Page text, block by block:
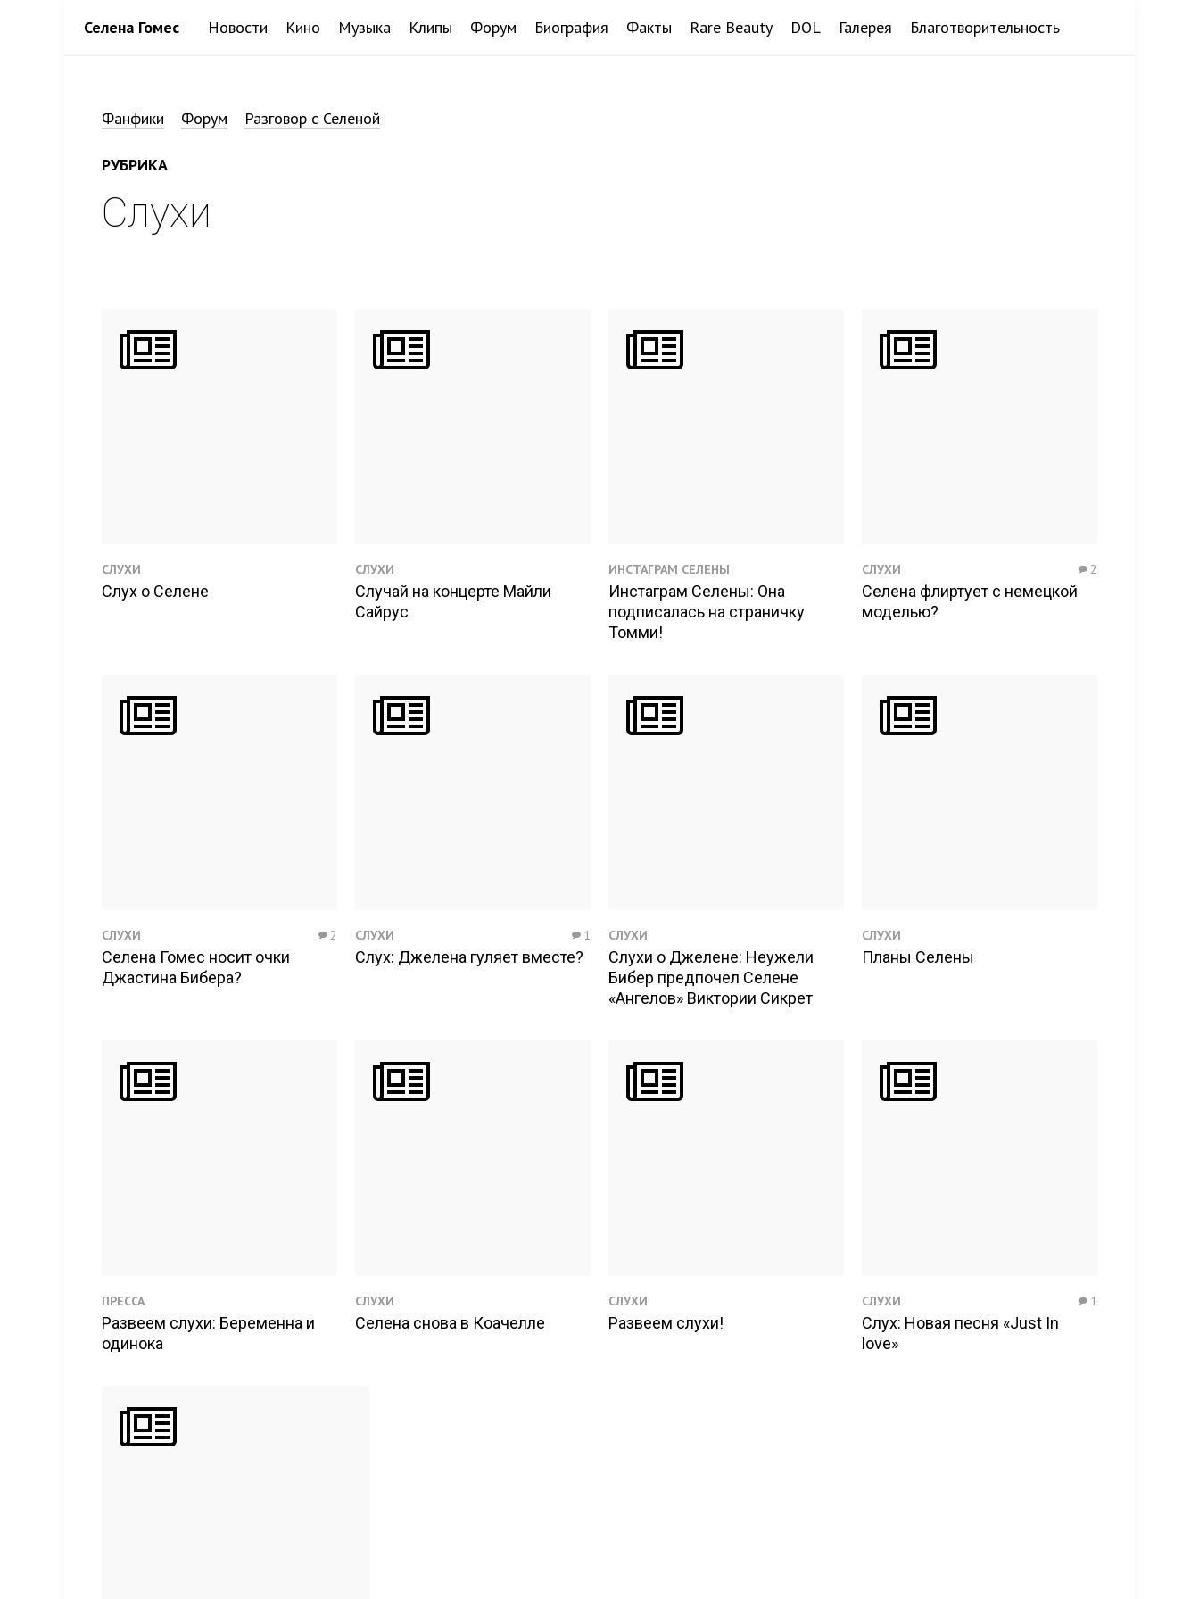
Селена Гомес Новости Кино Музыка Клипы Форум Биография Факты Rare Beauty DOL Галерея Благотворительность
Фанфики Форум Разговор с Селеной
РУБРИКА
Слухи
СЛУХИ
Слух о Селене
СЛУХИ
Случай на концерте Майли
Сайрус
ИНСТАГРАМ СЕЛЕНЫ
Инстаграм Селены: Она
подписалась на страничку
Томми!
СЛУХИ 2
Селена флиртует с немецкой
моделью?
СЛУХИ 2
Селена Гомес носит очки
Джастина Бибера?
СЛУХИ 1
Слух: Джелена гуляет вместе?
СЛУХИ
Слухи о Джелене: Неужели
Бибер предпочел Селене
«Ангелов» Виктории Сикрет
СЛУХИ
Планы Селены
ПРЕССА
Развеем слухи: Беременна и
одинока
СЛУХИ
Селена снова в Коачелле
СЛУХИ
Развеем слухи!
СЛУХИ 1
Слух: Новая песня «Just In
love»